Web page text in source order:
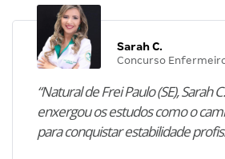
Sarah C.
Concurso
“Natural de Frei Paulo (SE), Sarah
enxergou os estudos como o
para conquistar estabilidade